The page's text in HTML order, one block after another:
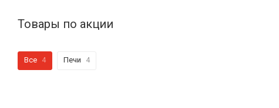
Товары по акции
Все 4 Печи 4